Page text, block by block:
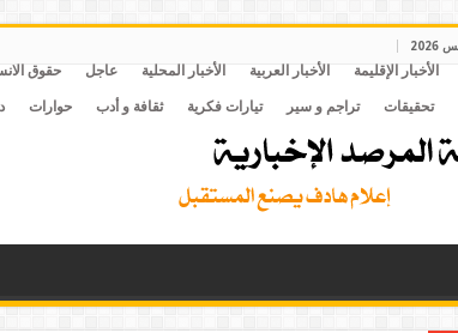
الأخبار الإقليمة الأخبار العربية الأخبار المحلية عاجل حقوق
تحقيقات تراجم و سير تيارات فكرية ثقافة و أدب حوارات